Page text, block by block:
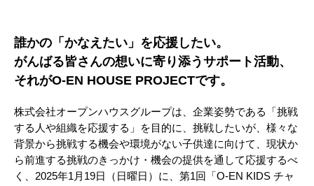
誰かの「かなえたい」を応援したい。
がんばる皆さんの想いに寄り添うサポート活動、
それがO-EN HOUSE PROJECTです。
株式会社オープンハウスグループは、企業姿勢である「挑戦
する人や組織を応援する」を目的に、挑戦したいが、様々な
背景から挑戦する機会や環境がない子供達に向けて、現状か
ら前進する挑戦のきっかけ・機会の提供を通して応援するべ
く、2025年1月19日（日曜日）に、第1回「O-EN KIDS チャ